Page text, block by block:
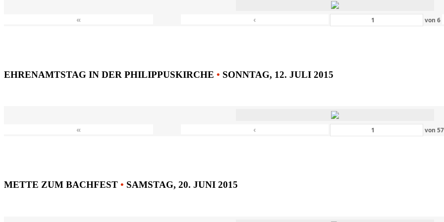
« ‹ von6
EHRENAMTSTAG IN DER PHILIPPUSKIRCHE • SONNTAG, 12. JULI 2015
« ‹ von57
METTE ZUM BACHFEST • SAMSTAG, 20. JUNI 2015